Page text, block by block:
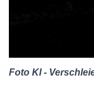
Foto KI -